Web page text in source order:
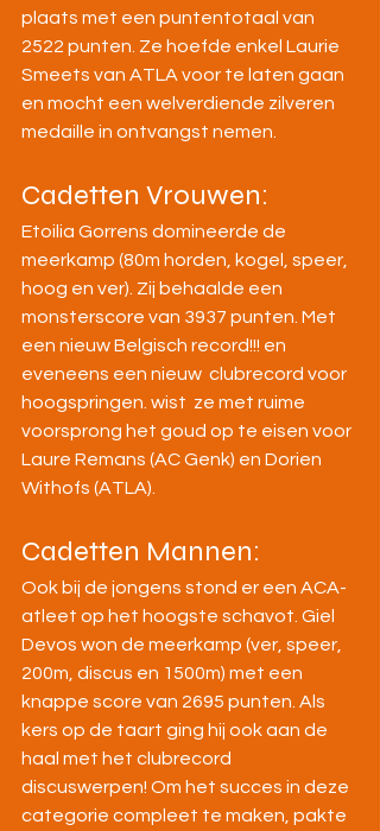
plaats met een puntentotaal van
2522 punten. Ze hoefde enkel Laurie
Smeets van ATLA voor te laten gaan
en mocht een welverdiende zilveren
medaille in ontvangst nemen.
Cadetten Vrouwen:
Etoilia Gorrens domineerde de
meerkamp (80m horden, kogel, speer,
hoog en ver). Zij behaalde een
monsterscore van 3937 punten. Met
een nieuw Belgisch record!!! en
eveneens een nieuw  clubrecord voor
hoogspringen. wist  ze met ruime
voorsprong het goud op te eisen voor
Laure Remans (AC Genk) en Dorien
Withofs (ATLA).
Cadetten Mannen:
Ook bij de jongens stond er een ACA-
atleet op het hoogste schavot. Giel
Devos won de meerkamp (ver, speer,
200m, discus en 1500m) met een
knappe score van 2695 punten. Als
kers op de taart ging hij ook aan de
haal met het clubrecord
discuswerpen! Om het succes in deze
categorie compleet te maken, pakte